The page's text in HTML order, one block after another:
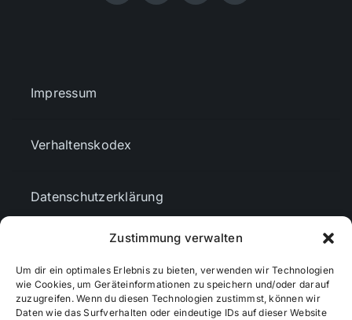
Zustimmung verwalten
Um dir ein optimales Erlebnis zu bieten, verwenden wir Technologien
wie Cookies, um Geräteinformationen zu speichern und/oder darauf
zuzugreifen. Wenn du diesen Technologien zustimmst, können wir
Daten wie das Surfverhalten oder eindeutige IDs auf dieser Website
Impressum
Verhaltenskodex
Datenschutzerklärung
Cookie-Richtlinie (EU)